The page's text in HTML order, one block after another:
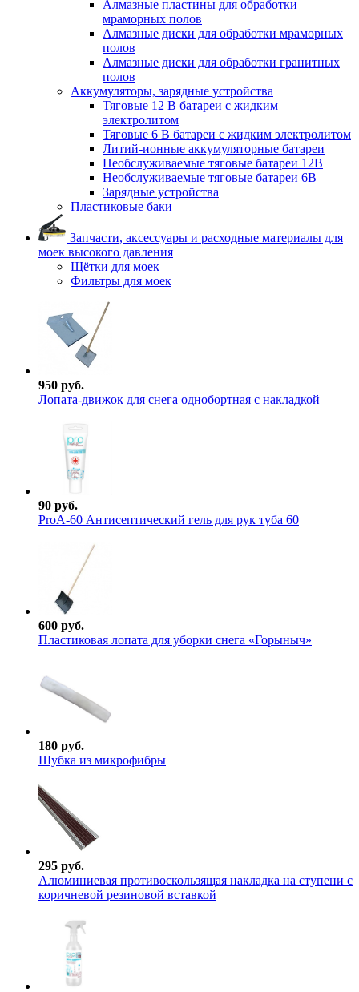
Алмазные пластины для обработки
мраморных полов
Алмазные диски для обработки мраморных
полов
Алмазные диски для обработки гранитных
полов
Аккумуляторы, зарядные устройства
Тяговые 12 В батареи с жидким
электролитом
Тяговые 6 В батареи с жидким электролитом
Литий-ионные аккумуляторные батареи
Необслуживаемые тяговые батареи 12В
Необслуживаемые тяговые батареи 6В
Зарядные устройства
Пластиковые баки
Запчасти, аксессуары и расходные материалы для
моек высокого давления
Щётки для моек
Фильтры для моек
950 руб.
Лопата-движок для снега однобортная с накладкой
90 руб.
ProА-60 Антисептический гель для рук туба 60
600 руб.
Пластиковая лопата для уборки снега «Горыныч»
180 руб.
Шубка из микрофибры
295 руб.
Алюминиевая противоскользящая накладка на ступени с
коричневой резиновой вставкой